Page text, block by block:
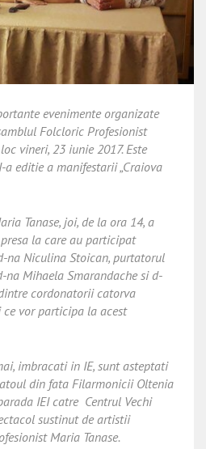
evenimente organizate
Folcloric Profesionist
vineri, 23 iunie 2017. Este
a editie a manifestarii „Craiova
Tanase, joi, de la ora 14, a
la care au participat
na Niculina Stoican, purtatorul
Mihaela Smarandache si d-
cordonatorii catorva
vor participa la acest
imbracati in IE, sunt asteptati
din fata Filarmonicii Oltenia
IEI catre Centrul Vechi
sustinut de artistii
Maria Tanase.